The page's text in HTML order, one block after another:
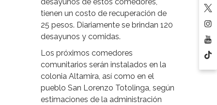
tienen un costo de recuperación de
25 pesos. Diariamente se brindan 120
desayunos y comidas.
Los próximos comedores
comunitarios serán instalados en la
colonia Altamira, así como en el
pueblo San Lorenzo Totolinga, según
estimaciones de la administración